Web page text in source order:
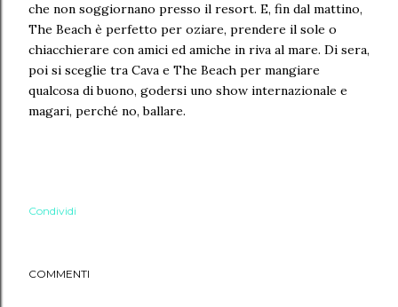
che non soggiornano presso il resort. E, fin dal mattino,
The Beach è perfetto per oziare, prendere il sole o
chiacchierare con amici ed amiche in riva al mare. Di sera,
poi si sceglie tra Cava e The Beach per mangiare
qualcosa di buono, godersi uno show internazionale e
magari, perché no, ballare.
Condividi
COMMENTI